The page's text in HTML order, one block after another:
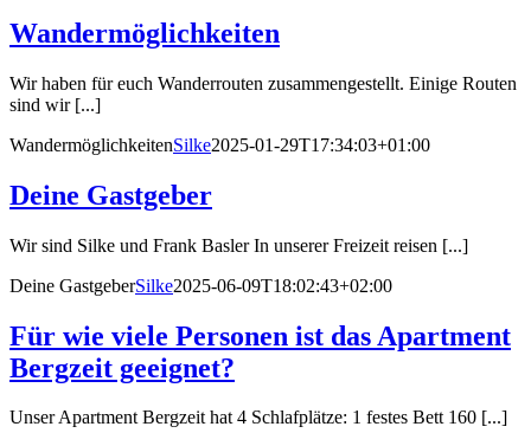
Wandermöglichkeiten
Wir haben für euch Wanderrouten zusammengestellt. Einige Routen
sind wir [...]
WandermöglichkeitenSilke2025-01-29T17:34:03+01:00
Deine Gastgeber
Wir sind Silke und Frank Basler In unserer Freizeit reisen [...]
Deine GastgeberSilke2025-06-09T18:02:43+02:00
Für wie viele Personen ist das Apartment
Bergzeit geeignet?
Unser Apartment Bergzeit hat 4 Schlafplätze: 1 festes Bett 160 [...]